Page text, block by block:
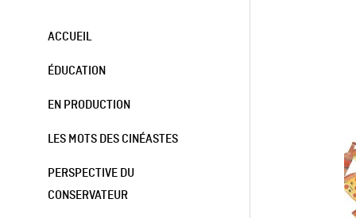
ACCUEIL
ÉDUCATION
EN PRODUCTION
LES MOTS DES CINÉASTES
PERSPECTIVE DU
CONSERVATEUR